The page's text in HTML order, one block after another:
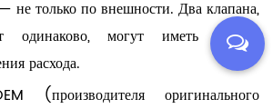
— не только по внешности. Два клапана,
одинаково, могут иметь разные
расхода.
(производителя оригинального